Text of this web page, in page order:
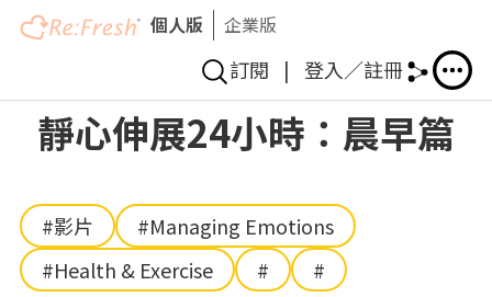
Skip
個人版 企業版
訂閱 | 登入／註冊
靜心伸展24小時：晨早篇
#影片
#Managing Emotions
#Health & Exercise
# #